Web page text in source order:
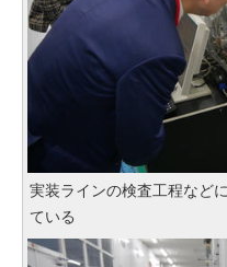
実装ラインの検査工程など
ている